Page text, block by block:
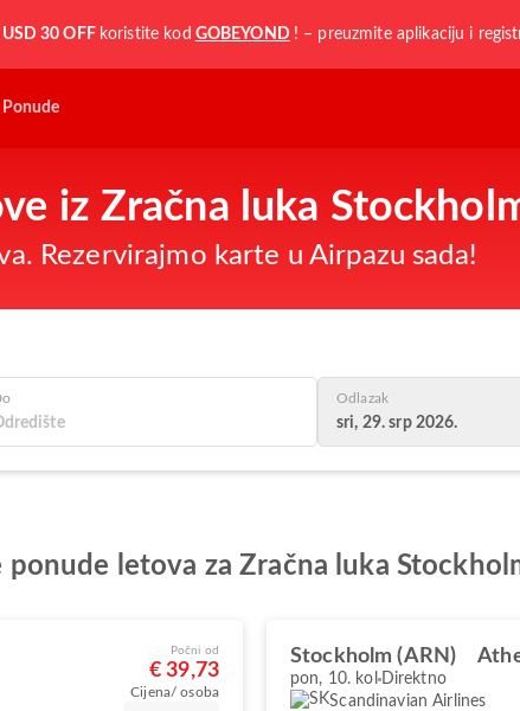
USD 30 OFF koristite kod GOBEYOND ! – preuzmite aplikaciju i
Ponude
iz Zračna luka
Rezervirajmo karte u Airpazu sada!
Odlazak
sri, 29. srp 2026.
letova za Zračna luka
Počni od
€ 39,73
Cijena/ osoba
Stockholm (ARN)
pon, 10. kol Direktno
Scandinavian Airlines